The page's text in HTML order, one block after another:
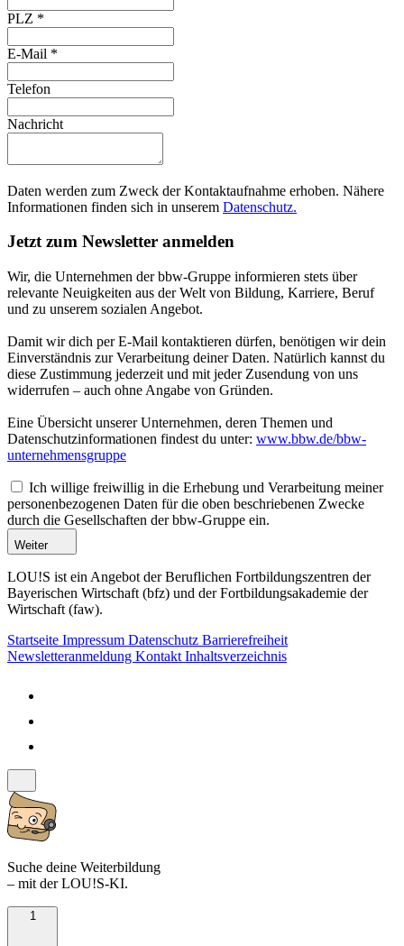
PLZ *
E-Mail *
Telefon
Nachricht
Daten werden zum Zweck der Kontaktaufnahme erhoben. Nähere
Informationen finden sich in unserem Datenschutz.
Jetzt zum Newsletter anmelden
Wir, die Unternehmen der bbw-Gruppe informieren stets über
relevante Neuigkeiten aus der Welt von Bildung, Karriere, Beruf
und zu unserem sozialen Angebot.
Damit wir dich per E-Mail kontaktieren dürfen, benötigen wir dein
Einverständnis zur Verarbeitung deiner Daten. Natürlich kannst du
diese Zustimmung jederzeit und mit jeder Zusendung von uns
widerrufen – auch ohne Angabe von Gründen.
Eine Übersicht unserer Unternehmen, deren Themen und
Datenschutzinformationen findest du unter: www.bbw.de/bbw-
unternehmensgruppe
Ich willige freiwillig in die Erhebung und Verarbeitung meiner
personenbezogenen Daten für die oben beschriebenen Zwecke
durch die Gesellschaften der bbw-Gruppe ein.
Weiter
LOU!S ist ein Angebot der Beruflichen Fortbildungszentren der
Bayerischen Wirtschaft (bfz) und der Fortbildungsakademie der
Wirtschaft (faw).
Startseite Impressum Datenschutz Barrierefreiheit
Newsletteranmeldung Kontakt Inhaltsverzeichnis
Suche deine Weiterbildung
– mit der LOU!S-KI.
1